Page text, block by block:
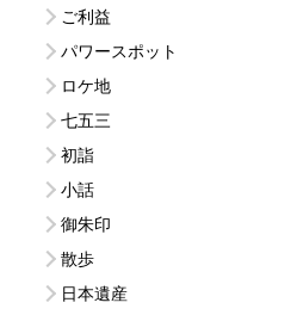
ご利益
パワースポット
ロケ地
七五三
初詣
小話
御朱印
散歩
日本遺産